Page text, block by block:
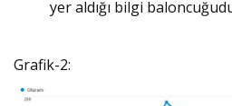
yer aldığı bilgi
Grafik-2: